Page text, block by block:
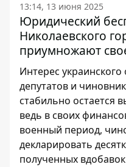
13:14, 13 июня 2025
Юридический
Николаевского
приумножают
Интерес
депутатов и
стабильно остается
ведь в своих
военный период,
декларировать
полученных